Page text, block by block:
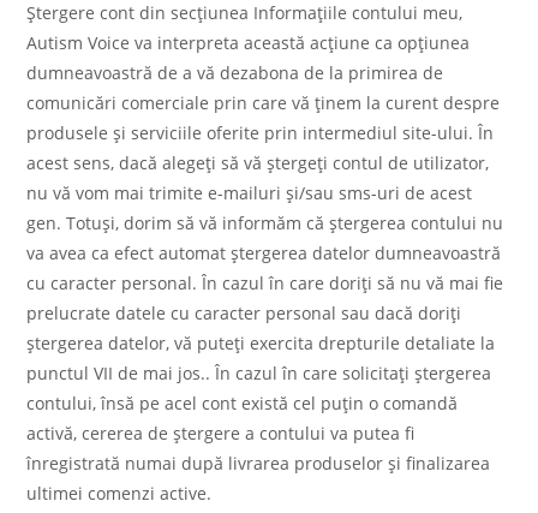
Ștergere cont din secțiunea Informațiile contului meu,
Autism Voice va interpreta această acțiune ca opțiunea
dumneavoastră de a vă dezabona de la primirea de
comunicări comerciale prin care vă ținem la curent despre
produsele și serviciile oferite prin intermediul site-ului. În
acest sens, dacă alegeți să vă ștergeți contul de utilizator,
nu vă vom mai trimite e-mailuri și/sau sms-uri de acest
gen. Totuși, dorim să vă informăm că ștergerea contului nu
va avea ca efect automat ștergerea datelor dumneavoastră
cu caracter personal. În cazul în care doriți să nu vă mai fie
prelucrate datele cu caracter personal sau dacă doriți
ștergerea datelor, vă puteți exercita drepturile detaliate la
punctul VII de mai jos.. În cazul în care solicitați ştergerea
contului, însă pe acel cont există cel puţin o comandă
activă, cererea de ştergere a contului va putea fi
înregistrată numai după livrarea produselor şi finalizarea
ultimei comenzi active.